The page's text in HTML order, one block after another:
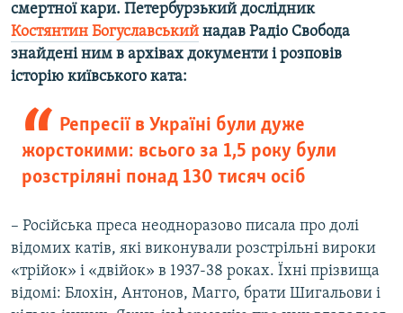
смертної кари. Петербурзький дослідник
Костянтин Богуславський надав Радіо Свобода
знайдені ним в архівах документи і розповів
історію київського ката:
Репресії в Україні були дуже
жорстокими: всього за 1,5 року були
розстріляні понад 130 тисяч осіб
– Російська преса неодноразово писала про долі
відомих катів, які виконували розстрільні вироки
«трійок» і «двійок» в 1937-38 роках. Їхні прізвища
відомі: Блохін, Антонов, Магго, брати Шигальови і